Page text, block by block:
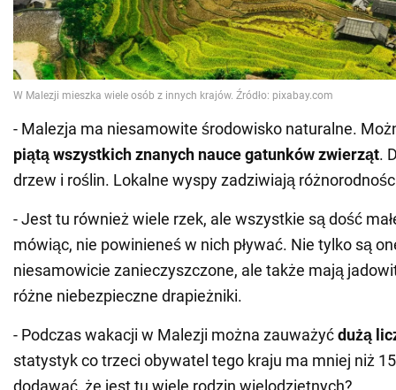
- Malezja ma niesamowite środowisko naturalne.
piątą wszystkich znanych nauce gatunków zwierząt.
drzew i roślin. Lokalne wyspy zadziwiają
- Jest tu również wiele rzek, ale wszystkie są dość
mówiąc, nie powinieneś w nich pływać. Nie tylko są
niesamowicie zanieczyszczone, ale także mają
różne niebezpieczne drapieżniki.
- Podczas wakacji w Malezji można zauważyćdużą
statystyk co trzeci obywatel tego kraju ma mniej niż
dodawać, że jest tu wiele rodzin wielodzietnych?